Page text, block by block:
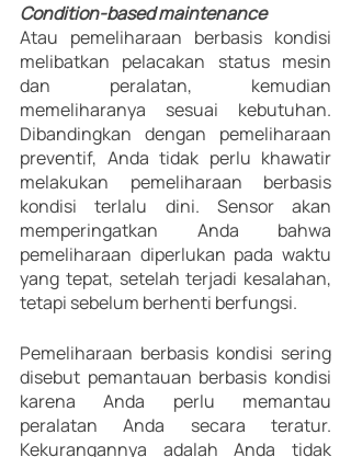
Condition-based maintenance
Atau pemeliharaan berbasis kondisi
melibatkan pelacakan status mesin
dan peralatan, kemudian
memeliharanya sesuai kebutuhan.
Dibandingkan dengan pemeliharaan
preventif, Anda tidak perlu khawatir
melakukan pemeliharaan berbasis
kondisi terlalu dini. Sensor akan
memperingatkan Anda bahwa
pemeliharaan diperlukan pada waktu
yang tepat, setelah terjadi kesalahan,
tetapi sebelum berhenti berfungsi.
Pemeliharaan berbasis kondisi sering
disebut pemantauan berbasis kondisi
karena Anda perlu memantau
peralatan Anda secara teratur.
Kekurangannya adalah Anda tidak